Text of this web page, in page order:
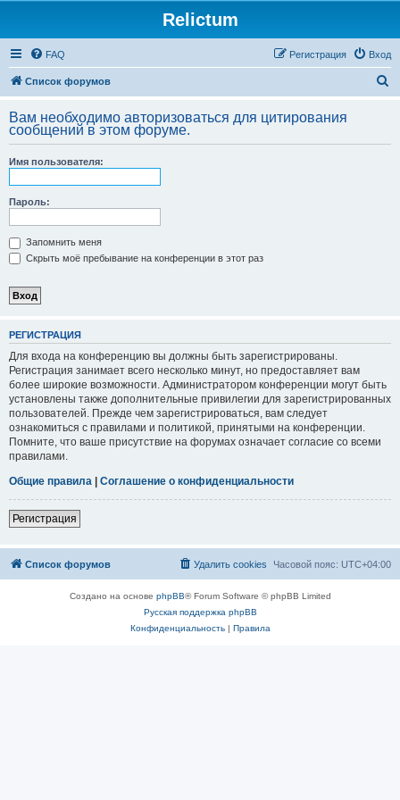
Relictum
FAQ Вход
Регистрация
Список форумов
с
Вам необходимо авторизоваться для цитирования
сообщений в этом форуме.
Имя пользователя:
Пароль:
Запомнить меня
Скрыть моё пребывание на конференции в этот раз
РЕГИСТРАЦИЯ
Для входа на конференцию вы должны быть зарегистрированы.
Регистрация занимает всего несколько минут, но предоставляет вам
более широкие возможности. Администратором конференции могут быть
установлены также дополнительные привилегии для зарегистрированных
пользователей. Прежде чем зарегистрироваться, вам следует
ознакомиться с правилами и политикой, принятыми на конференции.
Помните, что ваше присутствие на форумах означает согласие со всеми
правилами.
Общие правила | Соглашение о конфиденциальности
Регистрация
Список форумов Часовой пояс: UTC+04:00
Удалить cookies
Создано на основе phpBB® Forum Software © phpBB Limited
Русская поддержка phpBB
Конфиденциальность| Правила